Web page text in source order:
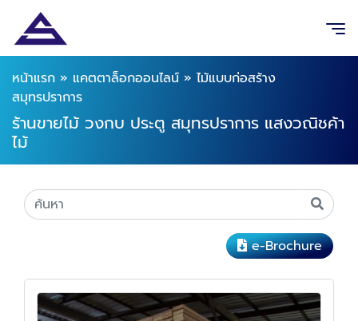
หน้าแรก » แคตตาล็อกออนไลน์ » ไม้แบบก่อสร้าง
สมุทรปราการ
ร้านขายไม้ วงกบ ประตู สมุทรปราการ แสงวณิชค้า
ไม้
e-Brochure